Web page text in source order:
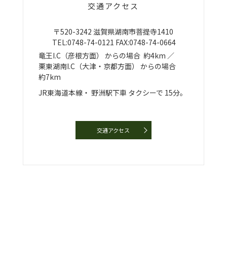
交通アクセス
〒520-3242 滋賀県湖南市菩提寺1410
TEL:0748-74-0121 FAX:0748-74-0664
竜王I.C（彦根方面） からの場合 約4km ／
栗東湖南I.C（大津・京都方面）
からの場合
約7km
JR東海道本線・ 野洲駅下車 タクシーで 15分。
交通アクセス